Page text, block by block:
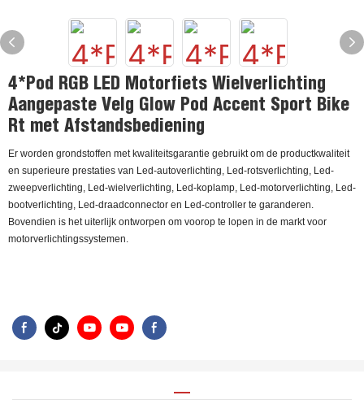
4*Pod RGB LED Motorfiets Wielverlichting
Aangepaste Velg Glow Pod Accent Sport Bike
Rt met Afstandsbediening
Er worden grondstoffen met kwaliteitsgarantie gebruikt om de productkwaliteit
en superieure prestaties van Led-autoverlichting, Led-rotsverlichting, Led-
zweepverlichting, Led-wielverlichting, Led-koplamp, Led-motorverlichting, Led-
bootverlichting, Led-draadconnector en Led-controller te garanderen.
Bovendien is het uiterlijk ontworpen om voorop te lopen in de markt voor
motorverlichtingssystemen.